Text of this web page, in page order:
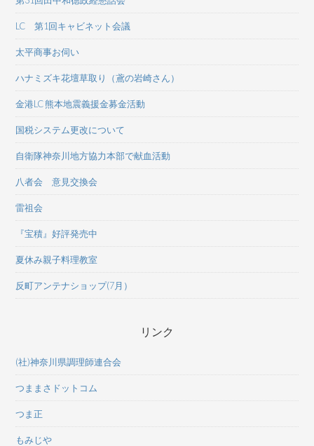
LC 第1回キャビネット会議
太平商事お伺い
ハナミズキ花壇草取り（鳶の岩崎さん）
金港LC 熊本地震義援金募金活動
国税システム更改について
自衛隊神奈川地方協力本部で献血活動
八者会 意見交換会
雷祖会
『宝積』好評発売中
夏休み親子料理教室
反町アンテナショップ(7月）
リンク
(社)神奈川県調理師連合会
つままさドットコム
つま正
もみじや